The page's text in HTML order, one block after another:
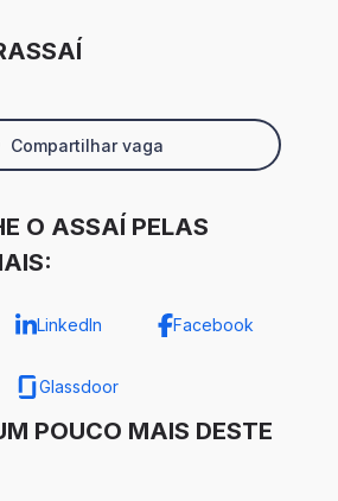
Compartilhar vaga
O ASSAÍ PELAS
LinkedIn Facebook
Glassdoor
POUCO MAIS DESTE